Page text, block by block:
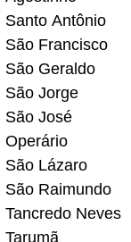
Santo Antônio
São Francisco
São Geraldo
São Jorge
São José
Operário
São Lázaro
São Raimundo
Tancredo Neves
Tarumã